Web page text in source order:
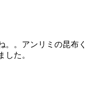
。。アンリミの昆布く
した。